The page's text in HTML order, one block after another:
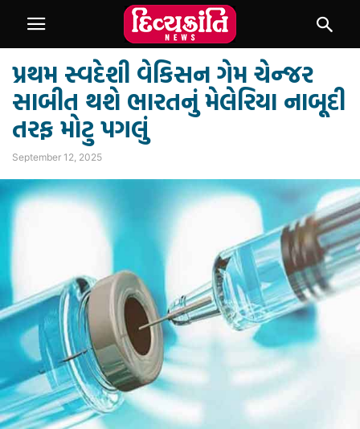
પ્રથમ સ્વદેશી વેકિસન ગેમ ચેન્જર
સાબીત થશે ભારતનું મેલેરિયા નાબૂદી
તરફ મોટુ પગલું
September 12, 2025